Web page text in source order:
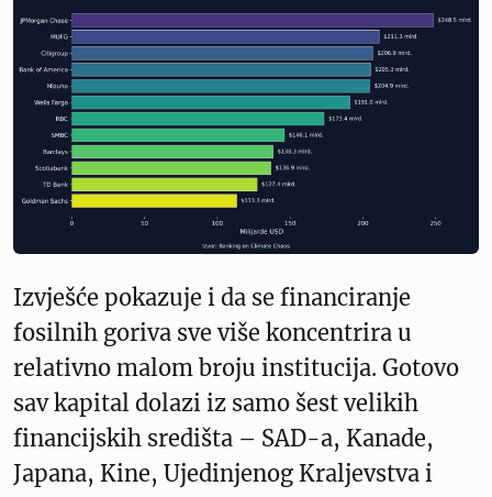
Izvješće pokazuje i da se financiranje
fosilnih goriva sve više koncentrira u
relativno malom broju institucija. Gotovo
sav kapital dolazi iz samo šest velikih
financijskih središta – SAD-a, Kanade,
Japana, Kine, Ujedinjenog Kraljevstva i